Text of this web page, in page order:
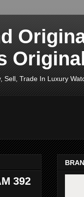
Trade In Luxury
392